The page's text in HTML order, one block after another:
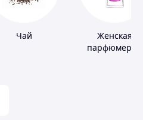
Чай
Женская
парфюмерия